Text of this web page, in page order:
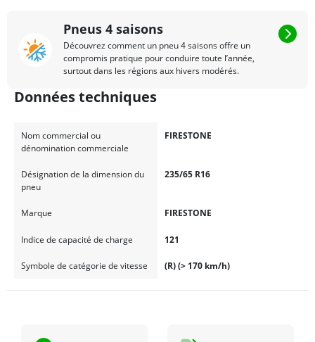
Pneus 4 saisons
Découvrez comment un pneu 4 saisons offre un
compromis pratique pour conduire toute l’année,
surtout dans les régions aux hivers modérés.
Données techniques
Nom commercial ou
dénomination commerciale
FIRESTONE
Désignation de la dimension du
pneu
235/65 R16
Marque FIRESTONE
Indice de capacité de charge 121
Symbole de catégorie de vitesse (R) (> 170 km/h)